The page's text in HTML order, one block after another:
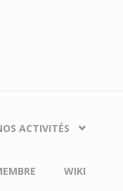
ACTIVITÉS
WIKI